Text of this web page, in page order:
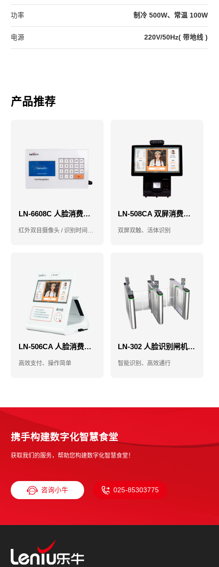
功率 制冷 500W、常温 100W
电源 220V/50Hz( 带地线 )
产品推荐
LN-6608C 人脸消费机-售饭机-消费机
红外双目摄像头 / 识别时间小于1秒
LN-508CA 双屏消费机-售饭机-消费机
双屏双触、活体识别
LN-506CA 人脸消费机-消费机-售饭机
高效支付、操作简单
LN-302 人脸识别闸机-人脸门禁闸机-食堂门禁闸机
智能识别、高效通行
携手构建数字化智慧食堂
获取我们的服务，帮助您构建数字化智慧食堂！
咨询小牛 025-85303775